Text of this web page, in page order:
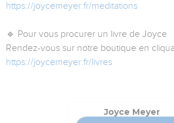
https://joycemeyer.fr/meditations
🔹 Pour vous procurer un livre de Joyce
Rendez-vous sur notre boutique en
https://joycemeyer.fr/livres
Joyce Meyer